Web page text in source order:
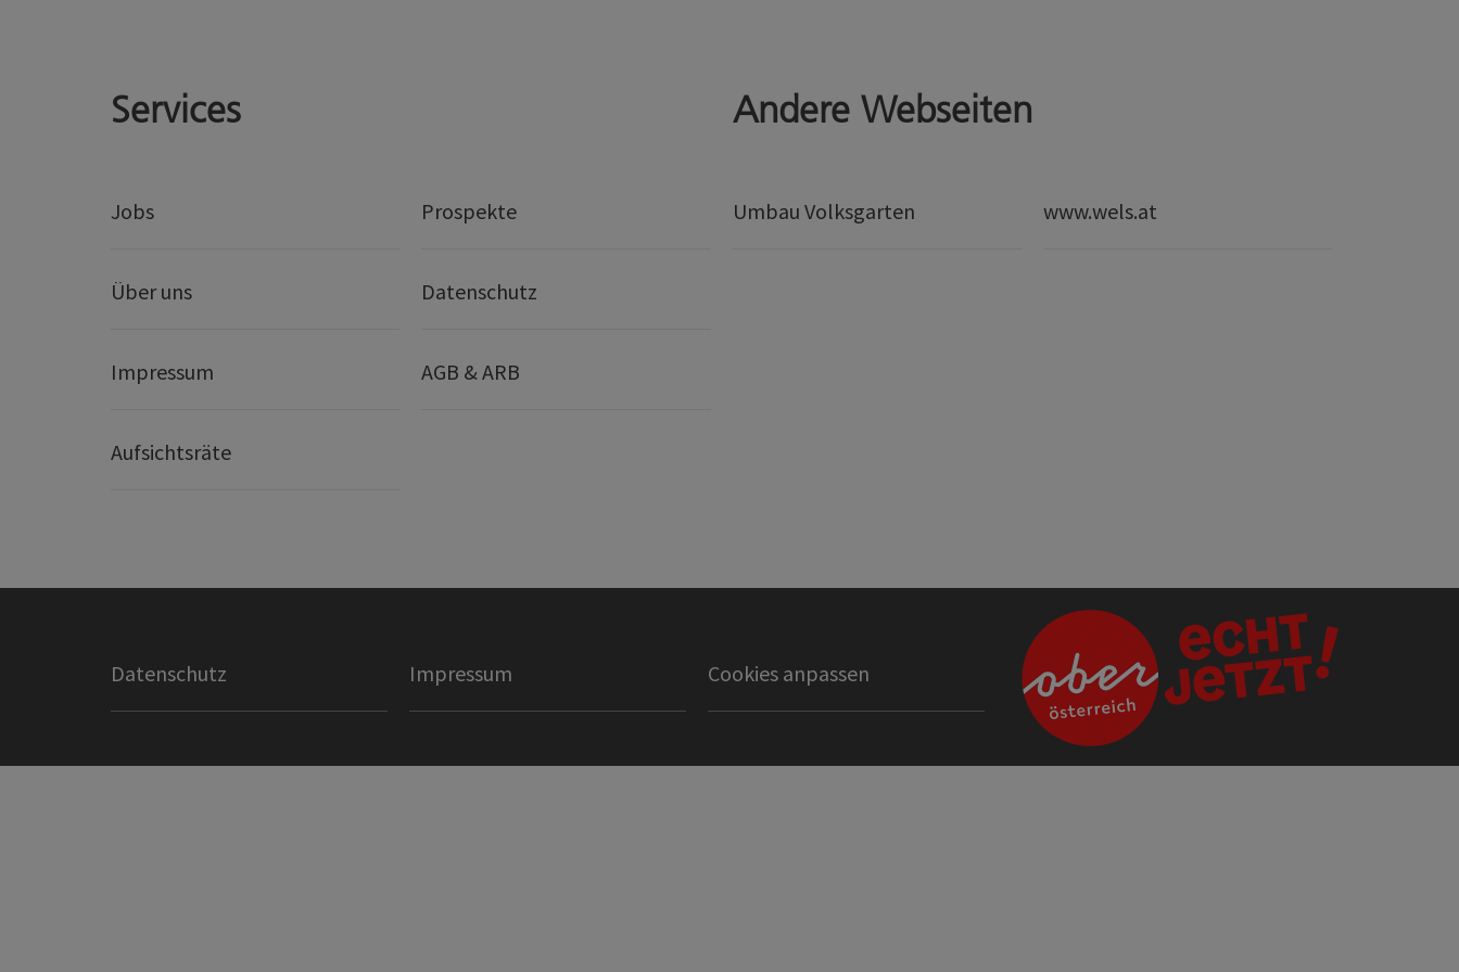
Services
Jobs Prospekte
Über uns Datenschutz
Impressum AGB & ARB
Aufsichtsräte
Andere Webseiten
Umbau Volksgarten www.wels.at
Datenschutz Impressum Cookies anpassen